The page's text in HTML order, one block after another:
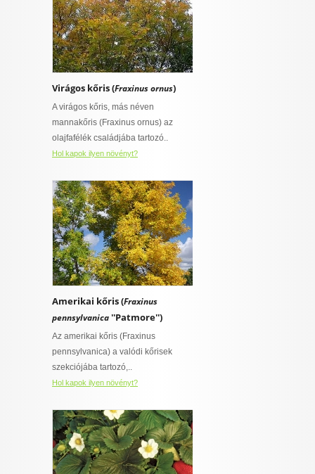
Virágos kőris (Fraxinus ornus)
A virágos kőris, más néven
mannakőris (Fraxinus ornus) az
olajfafélék családjába tartozó..
Hol kapok ilyen növényt?
Amerikai kőris (Fraxinus
pennsylvanica''Patmore'')
Az amerikai kőris (Fraxinus
pennsylvanica) a valódi kőrisek
szekciójába tartozó,..
Hol kapok ilyen növényt?